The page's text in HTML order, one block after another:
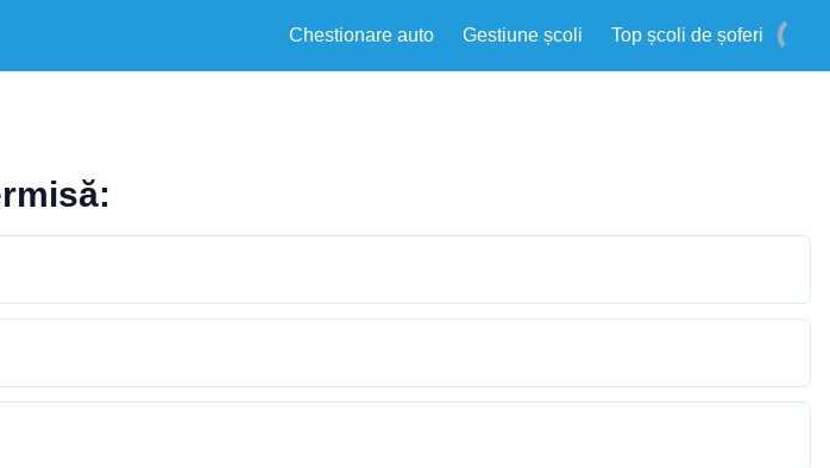
Chestionare auto Gestiune școli Top școli de șoferi